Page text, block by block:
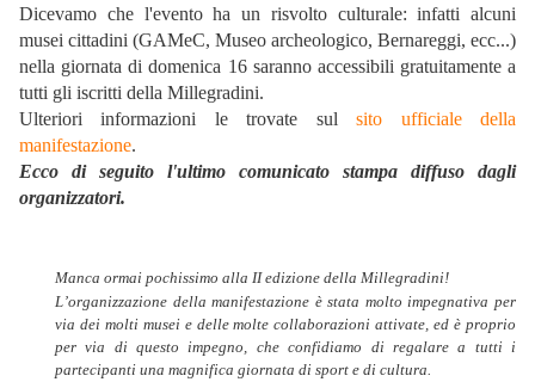
Dicevamo che l'evento ha un risvolto culturale: infatti alcuni
musei cittadini (GAMeC, Museo archeologico, Bernareggi, ecc...)
nella giornata di domenica 16 saranno accessibili gratuitamente a
tutti gli iscritti della Millegradini.
Ulteriori informazioni le trovate sulsito ufficiale della
manifestazione.
Ecco di seguito l'ultimo comunicato stampa diffuso dagli
organizzatori.
Manca ormai pochissimo alla II edizione della Millegradini!
L’organizzazione della manifestazione è stata molto impegnativa per
via dei molti musei e delle molte collaborazioni attivate, ed è proprio
per via di questo impegno, checonfidiamo di regalare a tutti i
partecipanti una magnifica giornata di sport e di cultura.